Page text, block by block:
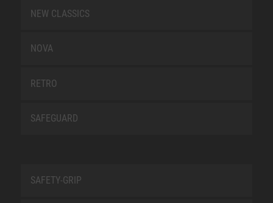
NEW CLASSICS
NOVA
RETRO
SAFEGUARD
SAFETY-GRIP